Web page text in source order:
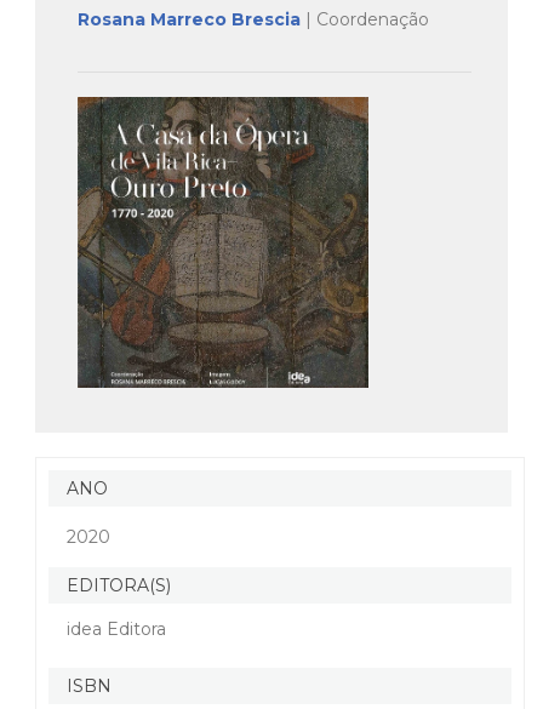
Rosana Marreco Brescia | Coordenação
ANO
2020
EDITORA(S)
idea Editora
ISBN